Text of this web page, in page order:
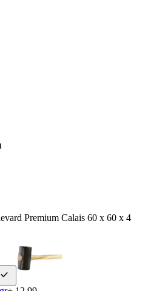
Premium Calais 60 x 60 x 4